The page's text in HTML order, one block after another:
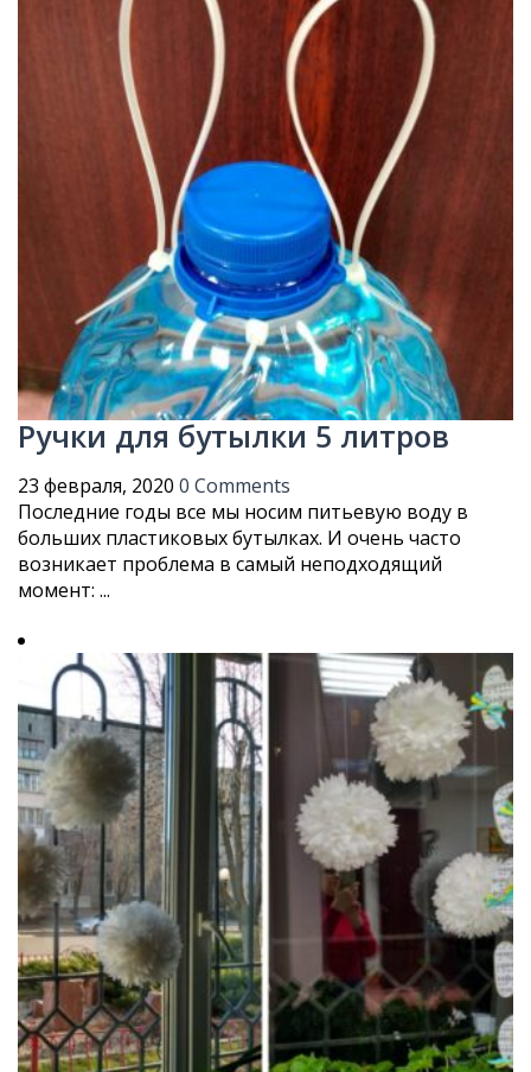
Ручки для бутылки 5 литров
23 февраля, 2020 0 Comments
Последние годы все мы носим питьевую воду в
больших пластиковых бутылках. И очень часто
возникает проблема в самый неподходящий
момент: ...